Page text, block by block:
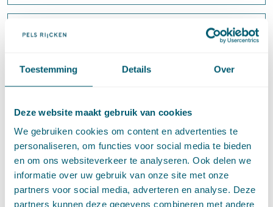
Toestemming Details Over
Deze website maakt gebruik van cookies
We gebruiken cookies om content en advertenties te
personaliseren, om functies voor social media te bieden
en om ons websiteverkeer te analyseren. Ook delen we
informatie over uw gebruik van onze site met onze
partners voor social media, adverteren en analyse. Deze
partners kunnen deze gegevens combineren met andere
Type content
Type content
Filteropties
Verwijder de filter
Max Vetzo
Meest recent
Bestuursrecht
Verschenen in JBplus: Constitutionele leemtes in
het bestuursprocesrecht. Naar procesrecht voor
de verhouding rechter-wetgever